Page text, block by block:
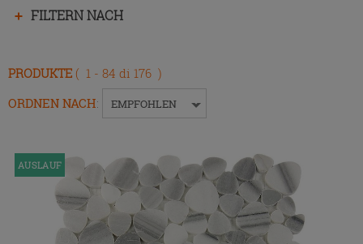
FILTERN NACH
Drücken
um
das
bzw.
auszublenden.
PRODUKTE ( 1 - 84 di 176 )
ORDNEN NACH: EMPFOHLEN
AUSLAUF